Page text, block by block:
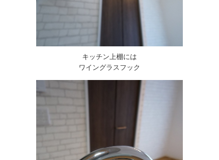
キッチン上棚には
ワイングラスフック